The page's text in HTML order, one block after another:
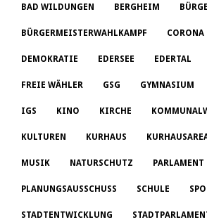
BAD WILDUNGEN BERGHEIM
BÜRGERMEISTERWAHLKAMPF CORONA
DEMOKRATIE EDERSEE EDERTAL
FREIE WÄHLER GSG GYMNASIUM
IGS KINO KIRCHE
KULTUREN KURHAUS
MUSIK NATURSCHUTZ PARLAMENT
PLANUNGSAUSSCHUSS SCHULE
STADTENTWICKLUNG